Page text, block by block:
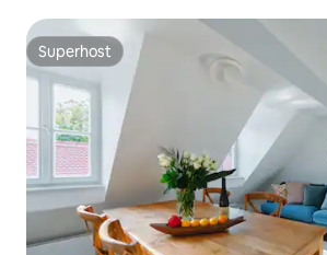
Superhost
Superhost